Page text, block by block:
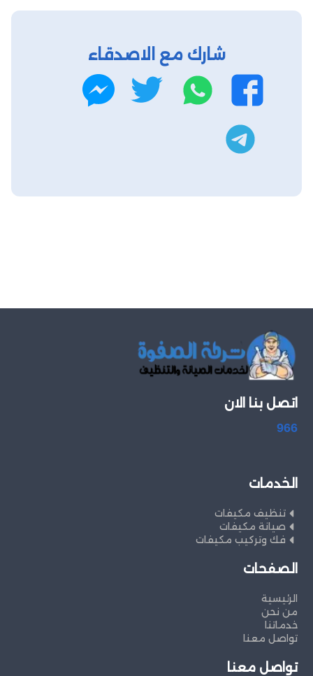
شارك مع الاصدقاء
فيسبوك واتساب تويتر
اتصل بنا الان
966
الخدمات
تنظيف مكيفات
صيانة مكيفات
فك وتركيب مكيفات
الصفحات
الرئيسية
من نحن
خدماتنا
تواصل معنا
تواصل معنا